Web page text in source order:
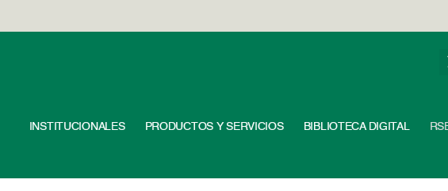
INSTITUCIONALES PRODUCTOS Y SERVICIOS BIBLIOTECA DIGITAL